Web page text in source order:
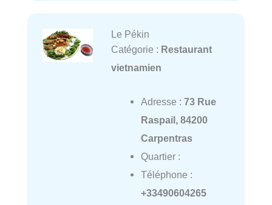
Le Pékin
Catégorie : Restaurant
vietnamien
Adresse : 73 Rue
Raspail, 84200
Carpentras
Quartier :
Téléphone :
+33490604265